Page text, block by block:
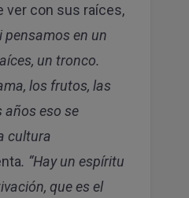
ver con sus raíces,
pensamos en un
un tronco.
los frutos, las
años eso se
cultura
. “Hay un espíritu
que es el